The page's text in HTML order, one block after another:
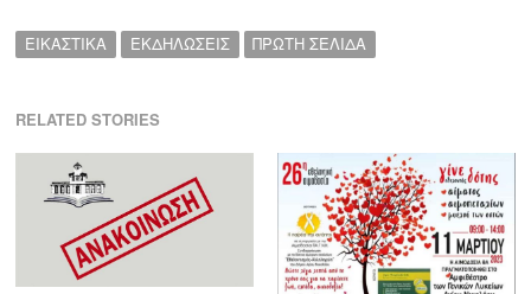
ΕΙΚΑΣΤΙΚΑ ΕΚΔΗΛΩΣΕΙΣ ΠΡΩΤΗ ΣΕΛΙΔΑ
RELATED STORIES